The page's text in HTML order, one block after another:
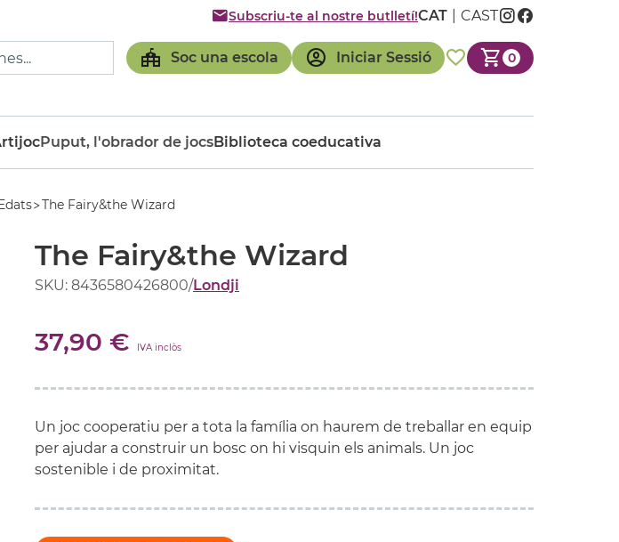
Soc una escola Iniciar Sessió 0
Subscriu-te al nostre butlletí!CAT CAST
Puput, l'obrador de jocsBiblioteca coeducativa
The Fairy&the Wizard
The Fairy&the Wizard
SKU: 8436580426800/Londji
37,90 € IVA inclòs
Un joc cooperatiu per a tota la família on haurem de treballar en equip
per ajudar a construir un bosc on hi visquin els animals. Un joc
sostenible i de proximitat.